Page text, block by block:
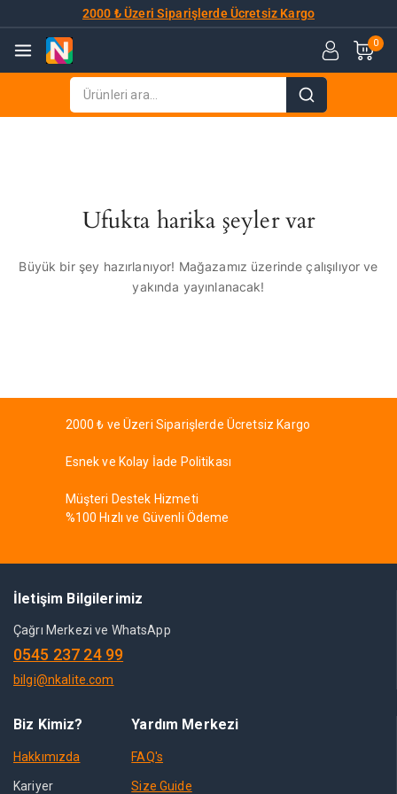
2000 ₺ Üzeri Siparişlerde Ücretsiz Kargo
0
Ufukta harika şeyler var
Büyük bir şey hazırlanıyor! Mağazamız üzerinde çalışılıyor ve
yakında yayınlanacak!
2000 ₺ ve Üzeri Siparişlerde Ücretsiz Kargo
Esnek ve Kolay İade Politikası
Müşteri Destek Hizmeti
%100 Hızlı ve Güvenli Ödeme
İletişim Bilgilerimiz
Çağrı Merkezi ve WhatsApp
0545 237 24 99
bilgi@nkalite.com
Biz Kimiz?
Hakkımızda
Kariyer
Yardım Merkezi
FAQ's
Size Guide